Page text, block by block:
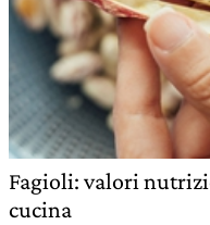
Fagioli: valori
cucina